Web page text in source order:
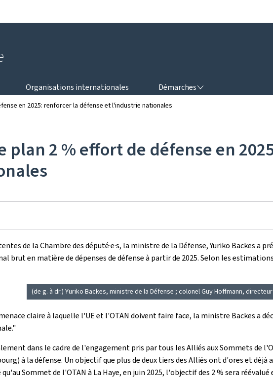
Organisations internationales Démarches
DÉMARCHES
en 2025: renforcer la défense et l'industrie nationales
plan 2 % effort de défense en
de la Chambre des député·e·s, la ministre de la Défense, Yuriko Backes a
brut en matière de dépenses de défense à partir de 2025. Selon les
(de g. à dr.) Yuriko Backes, ministre de la Défense ; colonel Guy Hoffmann,
claire à laquelle l'UE et l'OTAN doivent faire face, la ministre Backes a
dans le cadre de l'engagement pris par tous les Alliés aux Sommets de
à la défense. Un objectif que plus de deux tiers des Alliés ont d'ores et
Sommet de l'OTAN à La Haye, en juin 2025, l'objectif des 2 % sera